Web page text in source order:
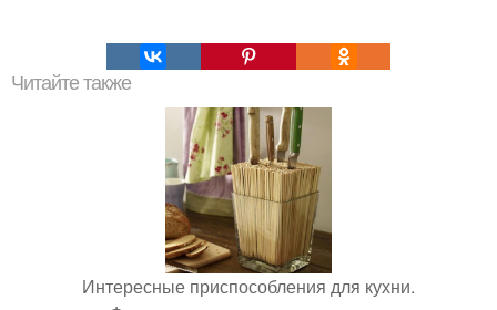
Читайте также
Интересные приспособления для кухни.